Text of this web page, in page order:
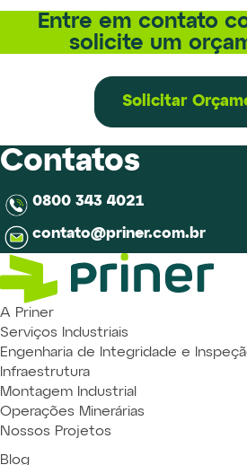
Entre em contato
solicite um
Solicitar
Contatos
0800 343 4021
contato@priner.com.br
A Priner
Serviços Industriais
Engenharia de Integridade e
Infraestrutura
Montagem Industrial
Operações Minerárias
Nossos Projetos
Blog